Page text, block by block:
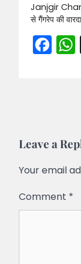
Janjgir
से गैंगरेप की
Leave a
Your email
Comment *